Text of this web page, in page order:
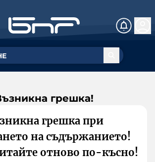
грешка!
грешка при
на съдържанието!
отново по-късно!